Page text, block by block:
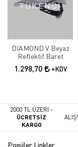
TÜKENDİ
DIAMOND V Beyaz
Reflektif Baret
1.298,70 +KDV
2000 TL ÜZERİ -
ÜCRETSİZ
KARGO
Popüler Linkler